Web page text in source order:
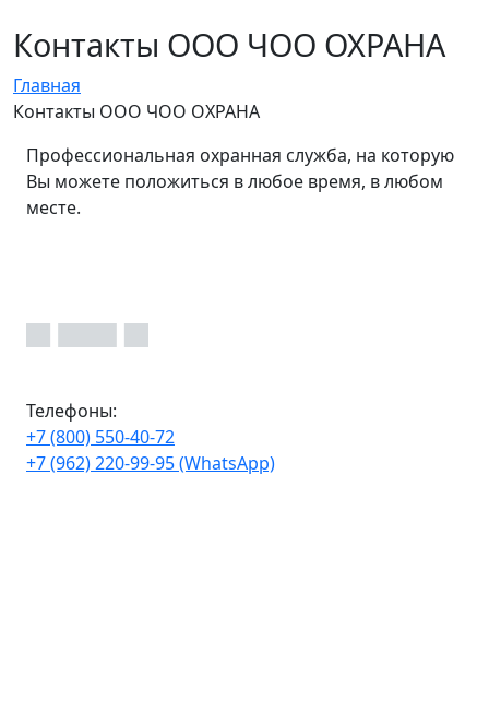
Контакты ООО ЧОО ОХРАНА
Главная
Контакты ООО ЧОО ОХРАНА
Профессиональная охранная служба, на которую
Вы можете положиться в любое время, в любом
месте.
Телефоны:
+7 (800) 550-40-72
+7 (962) 220-99-95 (WhatsApp)